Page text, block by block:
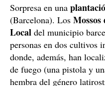
Sorpresa en una
(Barcelona). Los
Local del municipio
personas en dos cultivos
donde, además, han
de fuego (una pistola y
hembra del género